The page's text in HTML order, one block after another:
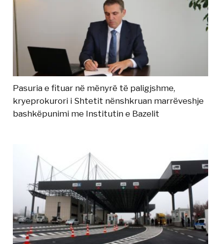
Pasuria e fituar në mënyrë të paligjshme,
kryeprokurori i Shtetit nënshkruan marrëveshje
bashkëpunimi me Institutin e Bazelit